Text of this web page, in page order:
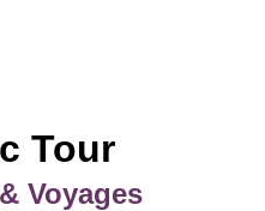
Tour
Voyages